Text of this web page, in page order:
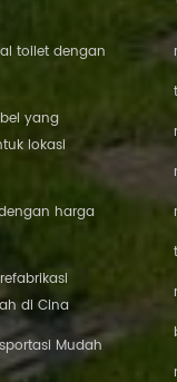
toilet dengan
yang
lokasi
harga
di Cina
Mudah